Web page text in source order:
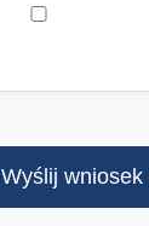
Wyślij